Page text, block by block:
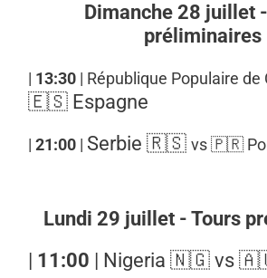
Dimanche 28 juillet
préliminaires
| 13:30 | République Populaire de
🇪🇸 Espagne
|21:00 | Serbie 🇷🇸vs 🇵🇷
Lundi 29 juillet - Tours
11:00
| Nigeria 🇳🇬 vs